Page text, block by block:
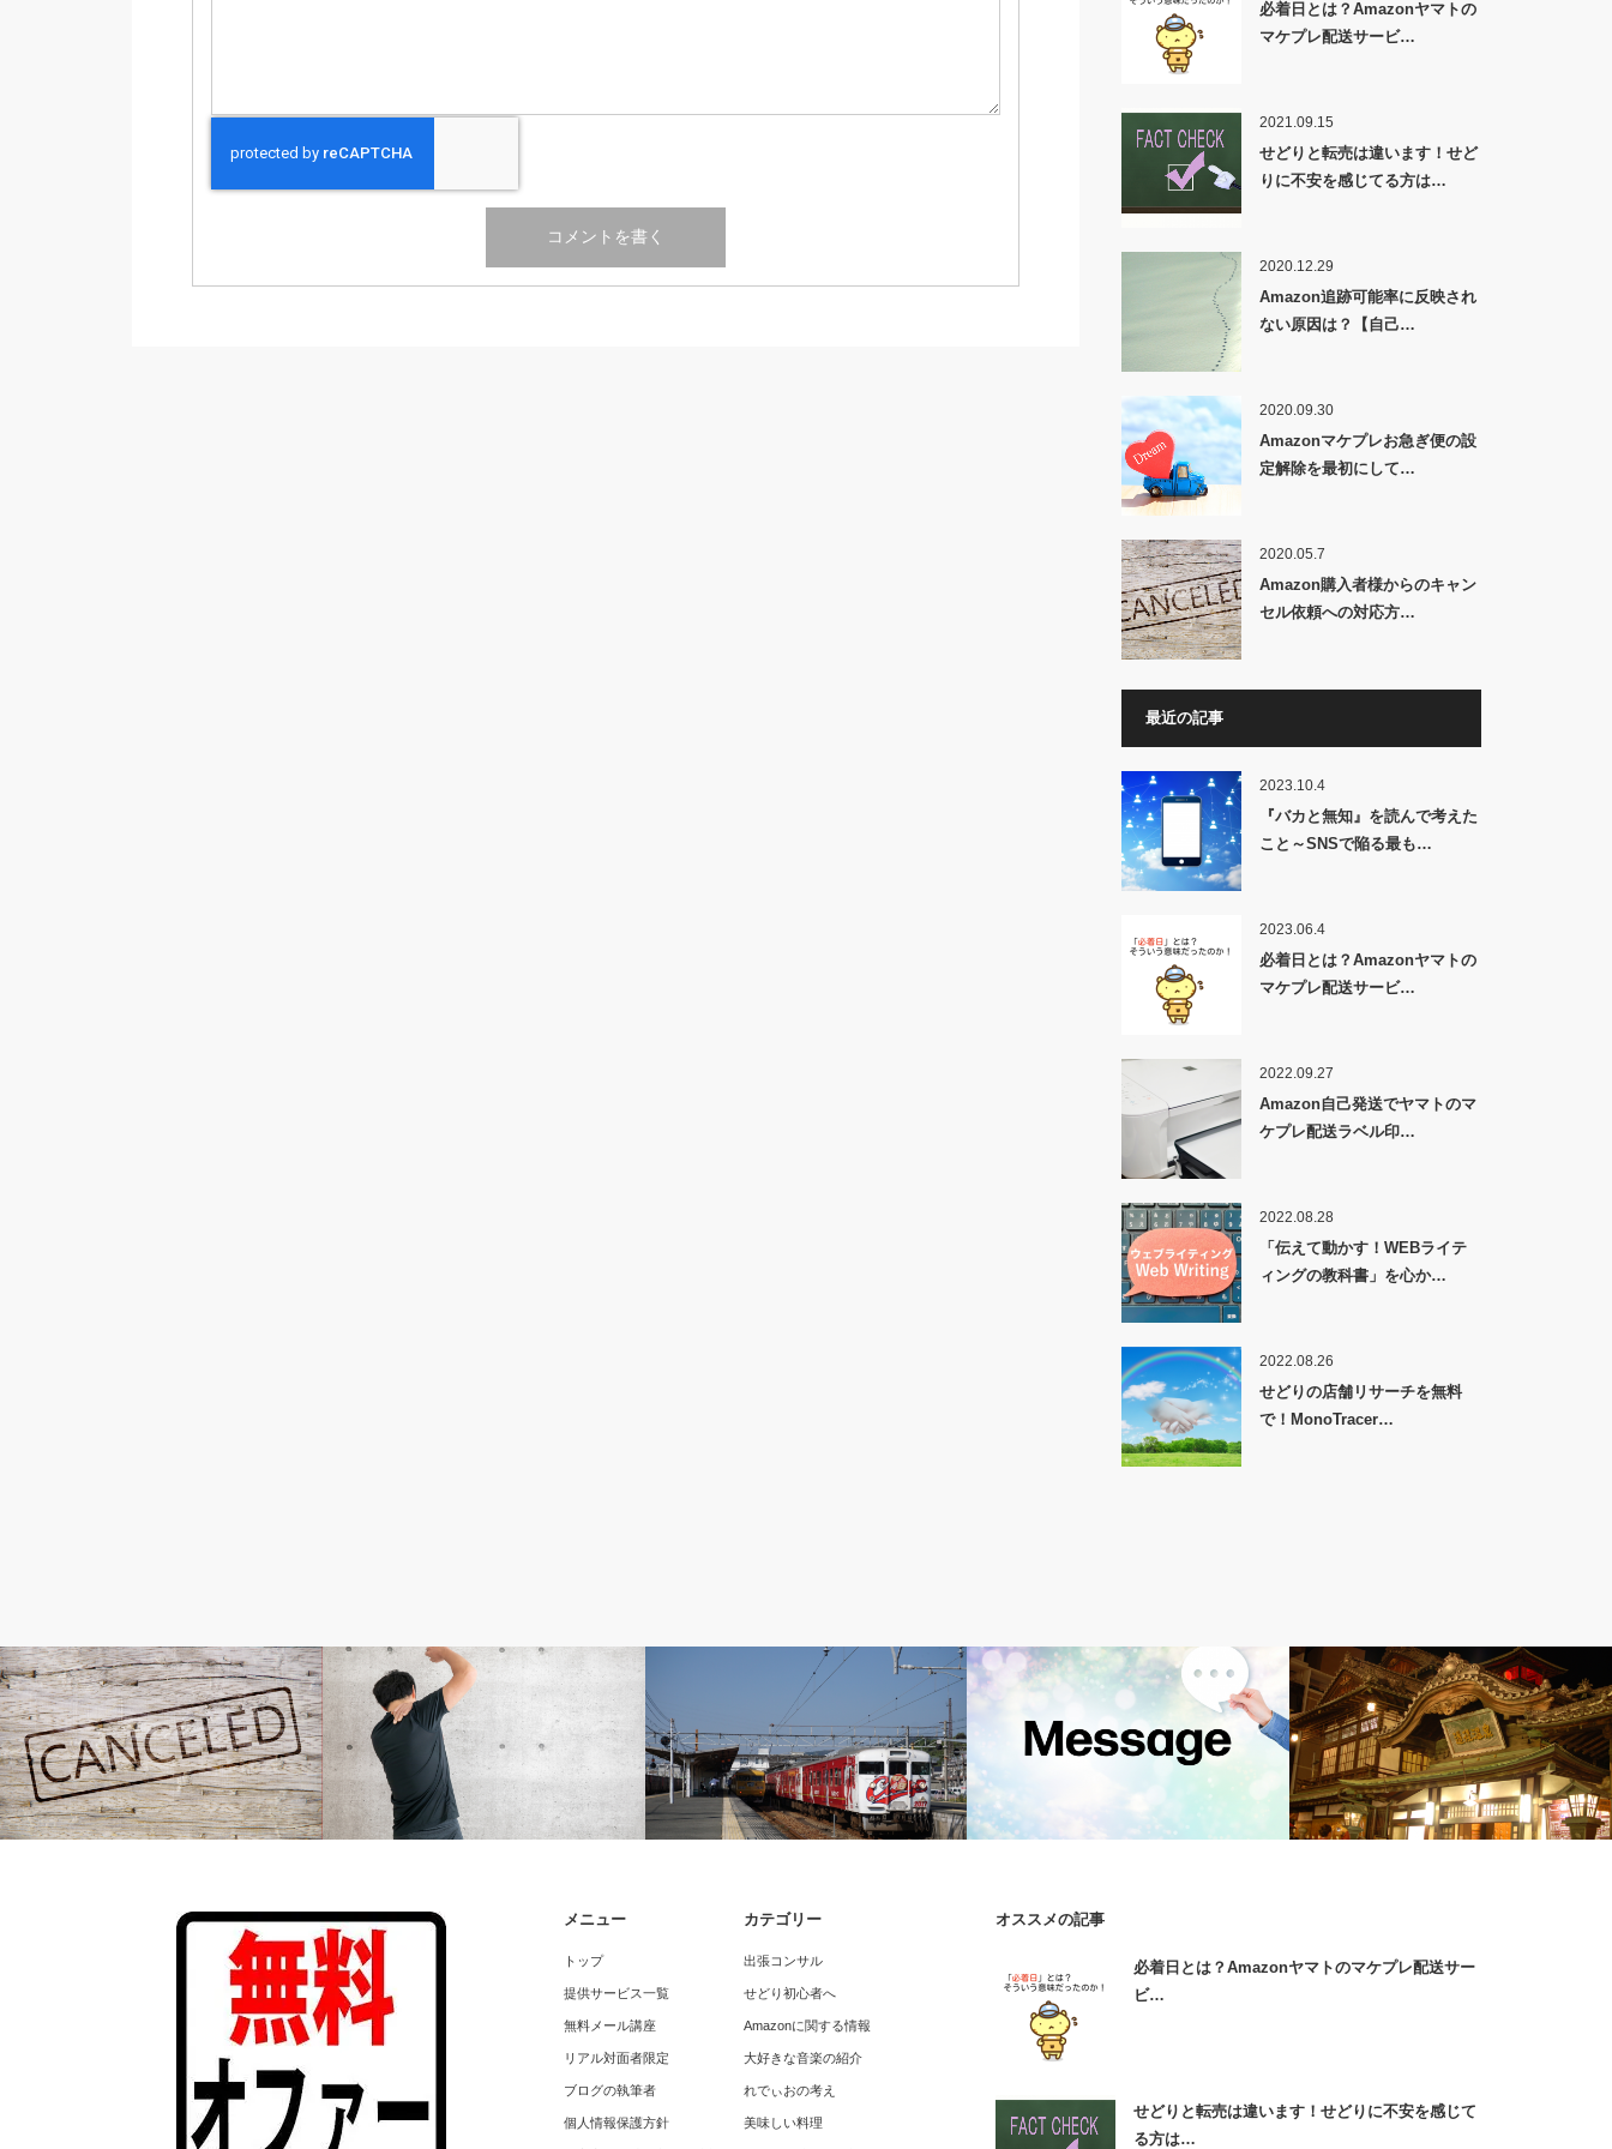
必着日とは？Amazonヤマトの
マケプレ配送サービ…
2021.09.15
せどりと転売は違います！せど
りに不安を感じてる方は…
2020.12.29
Amazon追跡可能率に反映され
ない原因は？【自己…
2020.09.30
Amazonマケプレお急ぎ便の設
定解除を最初にして…
2020.05.7
Amazon購入者様からのキャン
セル依頼への対応方…
最近の記事
2023.10.4
『バカと無知』を読んで考えた
こと～SNSで陥る最も…
2023.06.4
必着日とは？Amazonヤマトの
マケプレ配送サービ…
2022.09.27
Amazon自己発送でヤマトのマ
ケプレ配送ラベル印…
2022.08.28
「伝えて動かす！WEBライテ
ィングの教科書」を心か…
2022.08.26
せどりの店舗リサーチを無料
で！MonoTracer…
Amazon購入者様からのキャンセル依頼
四十肩は注射の効果が凄かった！【回復
までの完全体験記】
カープ優勝～れでぃおは37年前からのカ
ープファンです
Amazon購入者様からのメッセージへの
対応方法
【音声・動画有り】れでぃおツアー懇親
オススメの記事
必着日とは？Amazonヤマトのマケプレ配送サー
ビ…
せどりと転売は違います！せどりに不安を感じて
る方は…
メニュー
トップ
提供サービス一覧
無料メール講座
リアル対面者限定
ブログの執筆者
個人情報保護方針
カテゴリー
出張コンサル
せどり初心者へ
Amazonに関する情報
大好きな音楽の紹介
れでぃおの考え
美味しい料理